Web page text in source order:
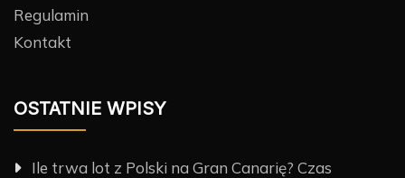
Regulamin
Kontakt
OSTATNIE WPISY
Ile trwa lot z Polski na Gran Canarię? Czas